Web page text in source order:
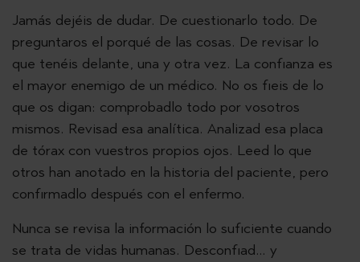
Jamás dejéis de dudar. De cuestionarlo todo. De
preguntaros el porqué de las cosas. De revisar lo
que tenéis delante, una y otra vez. La confianza es
el mayor enemigo de un médico. No os fieis de lo
que os digan: comprobadlo todo por vosotros
mismos. Revisad esa analítica. Analizad esa placa
de tórax con vuestros propios ojos. Leed lo que
otros han anotado en la historia del paciente, pero
confirmadlo después con el enfermo.
Nunca se revisa la información lo suficiente cuando
se trata de vidas humanas. Desconfiad… y